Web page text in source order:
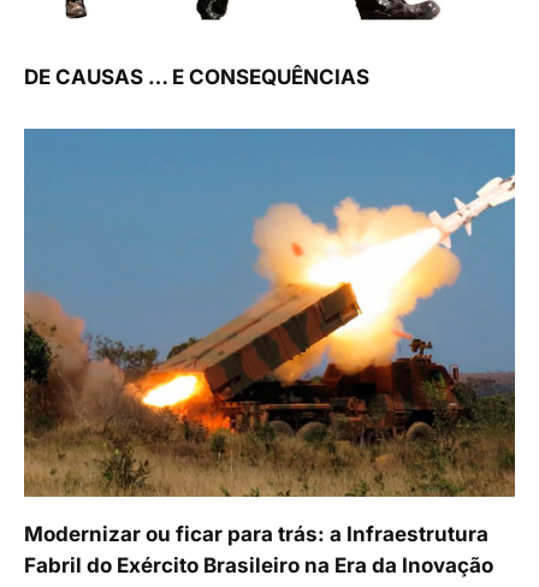
DE CAUSAS … E CONSEQUÊNCIAS
Modernizar ou ficar para trás: a Infraestrutura
Fabril do Exército Brasileiro na Era da Inovação